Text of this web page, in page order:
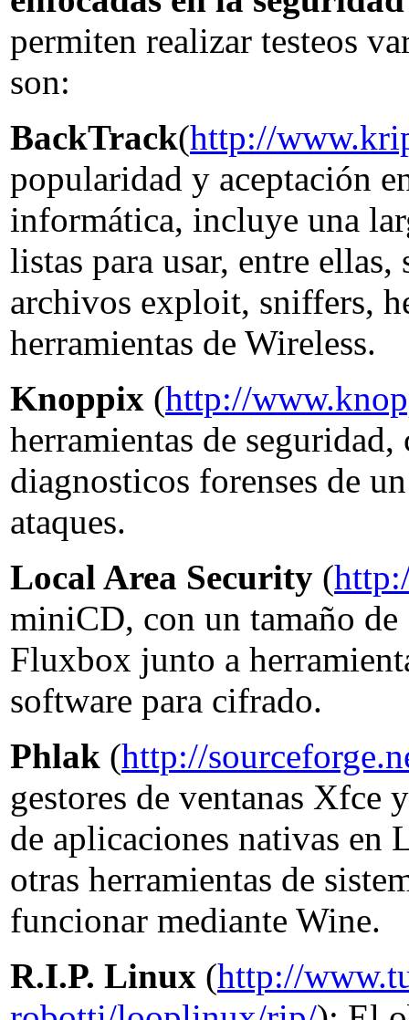
permiten realizar testeos
son:
BackTrack(http://
popularidad y aceptación
informática, incluye una
listas para usar, entre
archivos exploit, sniffers,
herramientas de Wireless.
Knoppix (http://
herramientas de
diagnosticos forenses de
ataques.
Local Area Security (
miniCD, con un tamaño
Fluxbox junto a
software para cifrado.
Phlak (http://
gestores de ventanas
de aplicaciones nativas en
otras herramientas de
funcionar mediante Wine.
R.I.P. Linux (http://